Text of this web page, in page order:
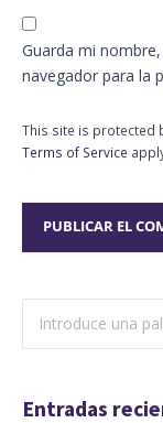
Guarda mi
navegador para la
This site is protected
Terms of Service
Entradas